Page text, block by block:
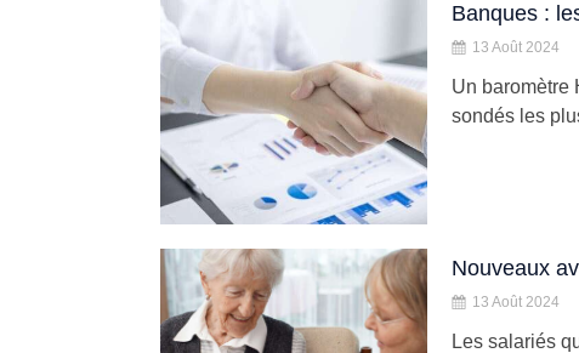
Banques :
13 Août 2024
Un baromètre
sondés les
Nouveaux
13 Août 2024
Les salariés